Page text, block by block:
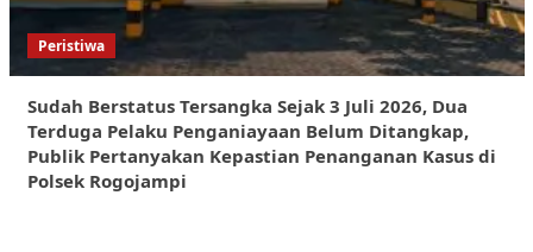
Peristiwa
Sudah Berstatus Tersangka Sejak 3 Juli 2026, Dua
Terduga Pelaku Penganiayaan Belum Ditangkap,
Publik Pertanyakan Kepastian Penanganan Kasus di
Polsek Rogojampi